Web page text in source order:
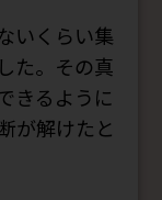
いくらい集
た。その真
きるように
が解けたと